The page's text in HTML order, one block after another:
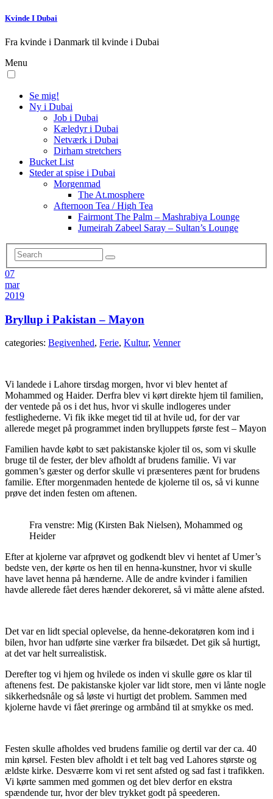
Kvinde I Dubai
Fra kvinde i Danmark til kvinde i Dubai
Menu
Se mig!
Ny i Dubai
Job i Dubai
Kæledyr i Dubai
Netværk i Dubai
Dirham stretchers
Bucket List
Steder at spise i Dubai
Morgenmad
The At.mosphere
Afternoon Tea / High Tea
Fairmont The Palm – Mashrabiya Lounge
Jumeirah Zabeel Saray – Sultan’s Lounge
07
mar
2019
Bryllup i Pakistan – Mayon
categories: Begivenhed, Ferie, Kultur, Venner
Vi landede i Lahore tirsdag morgen, hvor vi blev hentet af
Mohammed og Haider. Derfra blev vi kørt direkte hjem til familien,
der ventede på os i det hus, hvor vi skulle indlogeres under
festlighederne. Vi fik ikke meget tid til at hvile ud, for der var
allerede meget på programmet inden brylluppets første fest – Mayon
Familien havde købt to sæt pakistanske kjoler til os, som vi skulle
bruge til de fester, der blev afholdt af brudens familie. Vi var
gommen’s gæster og derfor skulle vi præsenteres pænt for brudens
familie. Efter morgenmaden hentede de kjolerne til os, så vi kunne
prøve det inden festen om aftenen.
Fra venstre: Mig (Kirsten Bak Nielsen), Mohammed og
Heider
Efter at kjolerne var afprøvet og godkendt blev vi hentet af Umer’s
bedste ven, der kørte os hen til en henna-kunstner, hvor vi skulle
have lavet henna på hænderne. Alle de andre kvinder i familien
havde allerede fået deres hænder dekoreret, så vi måtte alene afsted.
Det var en lidt special oplevelse, da henne-dekoratøren kom ind i
bilen, hvor han udførte sine værker fra bilsædet. Det gik så hurtigt,
at det var helt surrealistisk.
Derefter tog vi hjem og hvilede os inden vi skulle gøre os klar til
aftenens fest. De pakistanske kjoler var lidt store, men vi lånte nogle
sikkerhedsnåle og så løste vi hurtigt det problem. Sammen med
kjolerne havde vi fået øreringe og armbånd til at smykke os med.
Festen skulle afholdes ved brudens familie og dertil var der ca. 40
min kørsel. Festen blev afholdt i et telt bag ved Lahores største og
ældste kirke. Desværre kom vi ret sent afsted og sad fast i trafikken.
Vi kørte sammen med gommen og det blev derfor en ekstra
spændende tur, hvor der blev trykket godt på speederen.